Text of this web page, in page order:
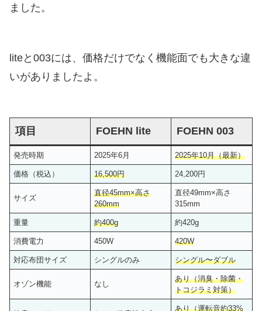
ました。
liteと003には、価格だけでなく機能面でも大きな違
いがありましたよ。
項目 FOEHN lite FOEHN 003
発売時期 2025年6月 2025年10月（最新）
価格（税込） 16,500円 24,200円
サイズ
直径45mm×高さ
260mm
直径49mm×高さ
315mm
重量 約400g 約420g
消費電力 450W 420W
対応布団サイズ シングルのみ シングル〜ダブル
オゾン機能 なし
あり（消臭・除菌・
トコジラミ対策）
あり（運転音約33%